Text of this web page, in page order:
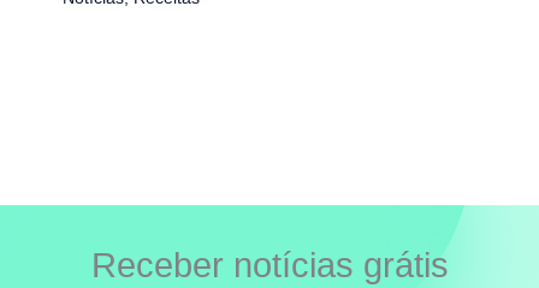
Receber notícias grátis